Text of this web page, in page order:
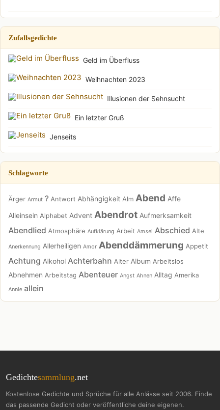
Zufallsgedichte
Geld im Überfluss
Weihnachten 2023
Illusionen der Sehnsucht
Ein letzter Gruß
Jenseits
Schlagworte
Ärger Armut ? Antwort Abhängigkeit Alm Abend Affe
Alleinsein Alphabet Advent Abendrot Aufmerksamkeit
Abendlied Atmosphäre Aufklärung Arbeit Amsel Abschied Alte
Anerkennung Allerheiligen Amor Abenddämmerung Appetit
Achtung Alkohol Achterbahn Alter Album Arbeitslos
Abnehmen Arbeitstag Abenteuer Angst Ahnen Alltag Amerika
Annie allein
Gedichtesammlung.net
Kostenlose Gedichte und Sprüche für alle Anlässe seit 2006. Finde
das passende Gedicht oder veröffentliche deine eigenen.